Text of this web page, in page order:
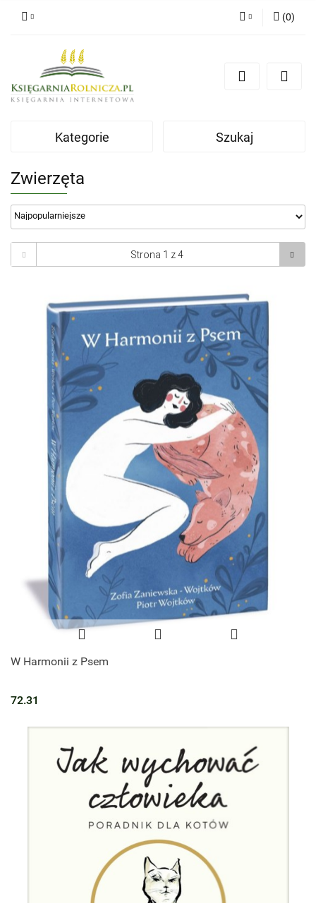
Zarejestruj się
(0)
Kategorie Szukaj
Zwierzęta
W Harmonii z Psem
72.31